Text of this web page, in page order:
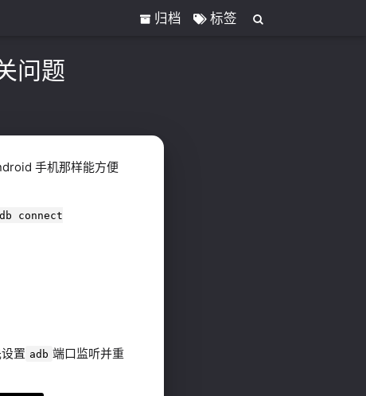
归档 标签
问题
手机那样能方便
connect
置 adb 端口监听并重